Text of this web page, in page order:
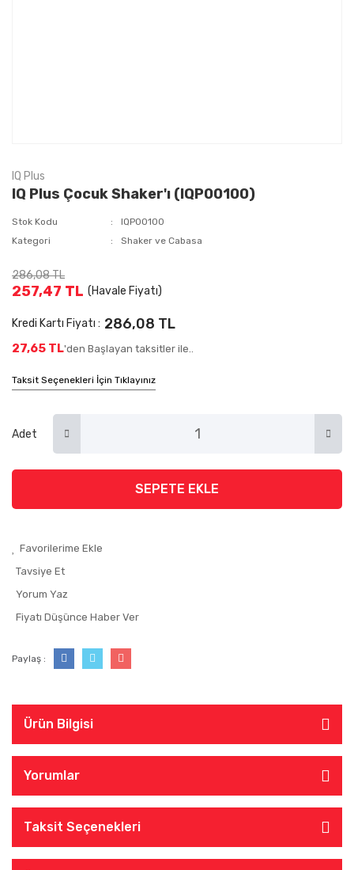
IQ Plus
IQ Plus Çocuk Shaker'ı (IQP00100)
Stok Kodu
IQP00100
Kategori
Shaker ve Cabasa
286,08 TL
257,47 TL (Havale Fiyatı)
Kredi Kartı Fiyatı : 286,08 TL
27,65 TL'den Başlayan taksitler ile..
Taksit Seçenekleri İçin Tıklayınız
Adet
SEPETE EKLE
Tavsiye Et
Yorum Yaz
Fiyatı Düşünce Haber Ver
Paylaş :
Ürün Bilgisi
Yorumlar
Taksit Seçenekleri